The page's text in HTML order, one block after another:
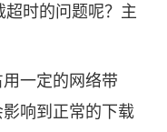
时的问题呢？主
一定的网络带
响到正常的下载